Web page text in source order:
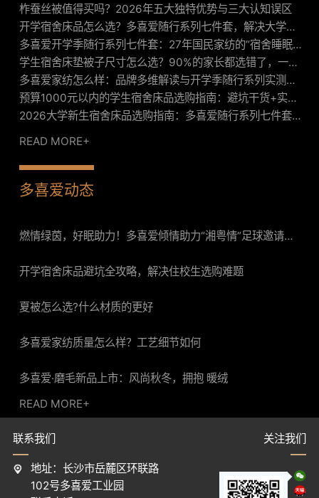
柞蚕丝被值得买吗？2026年五大独特优势与三大认知误区
开学宿舍床品怎么选？多喜爱随行系列七件套，解决大学生
四年睡眠痛点
多喜爱开学季随行系列七件套：27年国民家纺的“宿舍睡眠
解决方案”深度解析
学生宿舍床垫被子尺寸怎么选？90%的家长都选错了，一文
讲清常见规格与选购技巧！
多喜爱家纺怎么样：品牌多维解读与开学季随行系列实测指
南
预算1000元以内的学生宿舍床品选购指南：避坑干货+实测
好物推荐多喜爱开学季随行系列七件套
2026大学新生宿舍床品选购指南：多喜爱随行系列七件套实
READ MORE+
多喜爱动态
燃情绿茵，好眠助力！多喜爱倾情助力“湘粤情”足球邀请赛
开学宿舍床品避坑全攻略，解决住校生选购难题
夏被怎么选?什么材质的更好
多喜爱家纺质量怎么样？工艺细节如何
多喜爱·磨毛新品上市：风尚秋冬，拥抱 暖绒
READ MORE+
联系我们
地址：长沙市岳麓区环联路
102号多喜爱工业园
关注我们